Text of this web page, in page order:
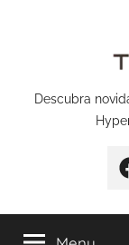
Descubra